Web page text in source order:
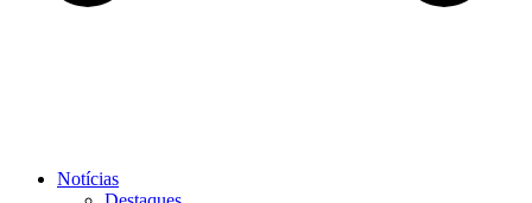
Notícias